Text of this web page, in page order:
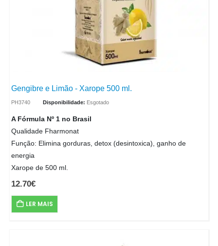
Gengibre e Limão - Xarope 500 ml.
PH3740 Disponibilidade: Esgotado
A Fórmula Nº 1 no Brasil
Qualidade Fharmonat
Função: Elimina gorduras, detox (desintoxica), ganho de
energia
Xarope de 500 ml.
12.70€
LER MAIS